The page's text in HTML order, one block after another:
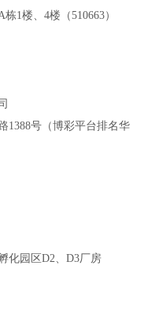
1楼、4楼（510663）
1388号（博彩平台排名华
化园区D2、D3厂房